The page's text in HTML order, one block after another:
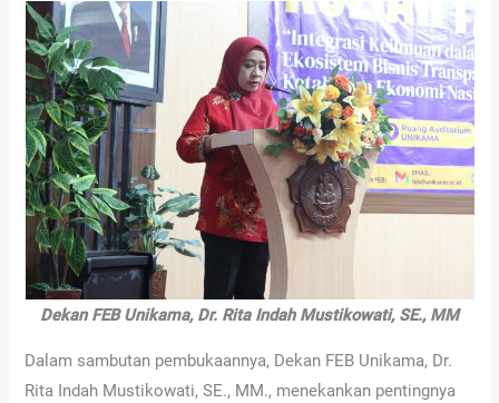
Dekan FEB Unikama, Dr. Rita Indah Mustikowati, SE., MM
Dalam sambutan pembukaannya, Dekan FEB Unikama, Dr.
Rita Indah Mustikowati, SE., MM., menekankan pentingnya